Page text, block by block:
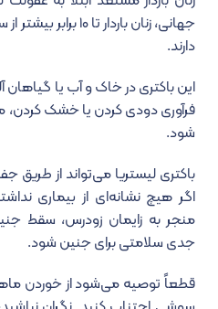
جهانی، زنان باردار
دارند.
این باکتری در خاک و آب یا
فرآوری دودی کردن یا خشک کردن،
شود.
باکتری لیستریا می‌تواند از
اگر هیچ نشانه‌ای از بیماری
منجر به زایمان زودرس، سقط
جدی سلامتی برای جنین شود.
قطعاً توصیه می‌شود از خوردن